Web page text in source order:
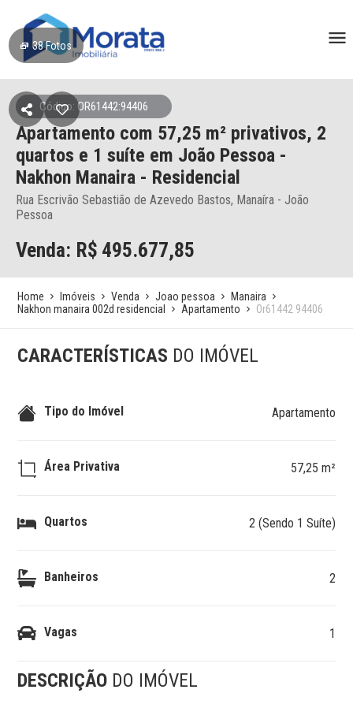
38Fotos
Código: OR61442:94406
Apartamento com 57,25 m² privativos, 2
quartos e 1 suíte em João Pessoa -
Nakhon Manaira - Residencial
Rua Escrivão Sebastião de Azevedo Bastos, Manaíra - João
Pessoa
Venda: R$ 495.677,85
Home Imóveis Venda Joao pessoa
Manaira
Nakhon manaira 002d residencial
Apartamento Or61442 94406
CARACTERÍSTICAS DO IMÓVEL
Tipo do Imóvel Apartamento
Área Privativa 57,25 m²
Quartos 2 (Sendo 1 Suíte)
Banheiros 2
Vagas 1
DESCRIÇÃO DO IMÓVEL